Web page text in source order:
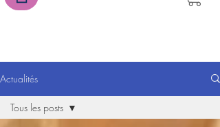
Actualités
Tous les posts